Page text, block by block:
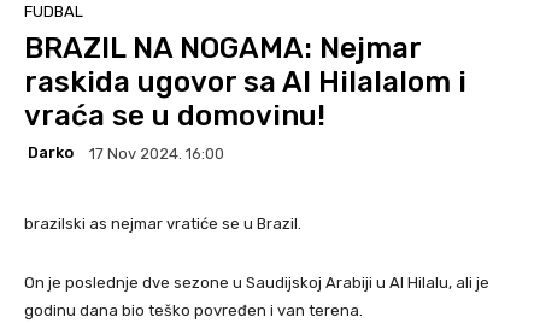
FUDBAL
BRAZIL NA NOGAMA: Nejmar
raskida ugovor sa Al Hilalalom i
vraća se u domovinu!
Darko 17 Nov 2024. 16:00
brazilski as nejmar vratiće se u Brazil.
On je poslednje dve sezone u Saudijskoj Arabiji u Al Hilalu, ali je
godinu dana bio teško povređen i van terena.